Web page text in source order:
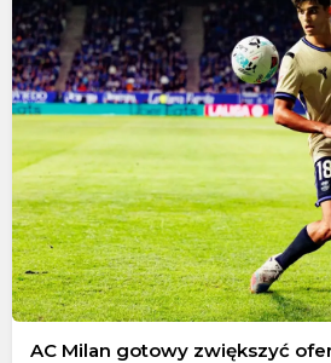
AC Milan gotowy zwiększyć